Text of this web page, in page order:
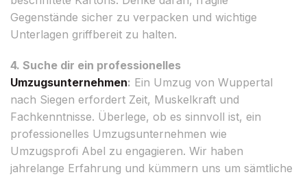
Gegenstände sicher zu verpacken und wichtige
Unterlagen griffbereit zu halten.
4. Suche dir ein professionelles
Umzugsunternehmen: Ein Umzug von Wuppertal
nach Siegen erfordert Zeit, Muskelkraft und
Fachkenntnisse. Überlege, ob es sinnvoll ist, ein
professionelles Umzugsunternehmen wie
Umzugsprofi Abel zu engagieren. Wir haben
jahrelange Erfahrung und kümmern uns um sämtliche